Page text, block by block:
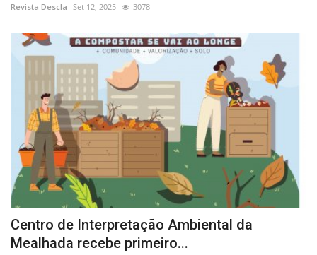
Revista Descla Set 12, 2025 3078
Centro de Interpretação Ambiental da
Mealhada recebe primeiro...